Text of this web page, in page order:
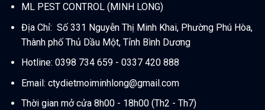
ML PEST CONTROL (MINH LONG)
Địa Chỉ: Số 331 Nguyễn Thị Minh Khai, Phường Phú Hòa,
Thành phố Thủ Dầu Một, Tỉnh Bình Dương
Hotline: 0398 734 659 - 0337 420 888
Email: ctydietmoiminhlong@gmail.com
Thời gian mở cửa 8h00 - 18h00 (Th2 - Th7)